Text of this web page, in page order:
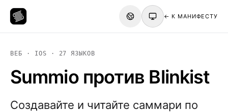
← К МАНИФЕСТУ
ВЕБ · IOS · 27 ЯЗЫКОВ
Summio против Blinkist
Создавайте и читайте саммари по